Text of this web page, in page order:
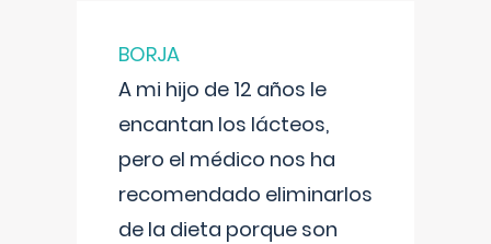
BORJA
A mi hijo de 12 años le
encantan los lácteos,
pero el médico nos ha
recomendado eliminarlos
de la dieta porque son